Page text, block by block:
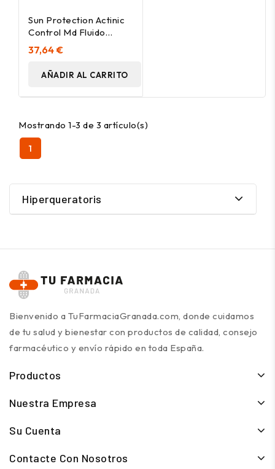
Sun Protection Actinic
Control Md Fluido
Spf100 80 Ml
37,64 €
AÑADIR AL CARRITO
Mostrando 1-3 de 3 artículo(s)
1
Hiperqueratoris
Bienvenido a TuFarmaciaGranada.com, donde cuidamos
de tu salud y bienestar con productos de calidad, consejo
farmacéutico y envío rápido en toda España.
Productos
Nuestra Empresa
Su Cuenta
Contacte Con Nosotros